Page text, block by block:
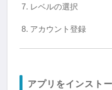
レベルの選択
アカウント登録
アプリをインスト